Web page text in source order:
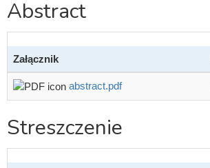
Abstract
Załącznik
abstract.pdf
Streszczenie